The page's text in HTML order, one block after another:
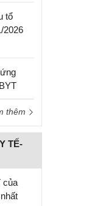
tổ
2026
thêm
TẾ-
của